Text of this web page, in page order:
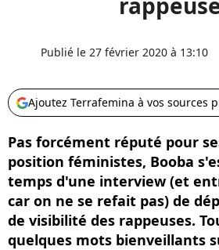
Publié le 27 février 2020 à 13:10
Ajoutez Terrafemina à vos sources
Pas forcément réputé pour
position féministes, Booba
temps d'une interview (et
car on ne se refait pas) de
de visibilité des rappeuses.
quelques mots bienveillants